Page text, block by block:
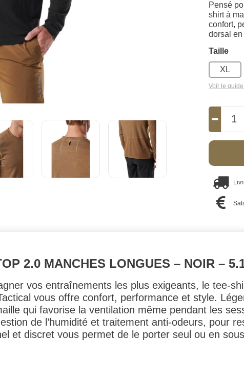
Pensé
shirt à
confort,
dorsal
Taille
XL
Voir le
2.0 MANCHES LONGUES – NOIR –
vos entraînements les plus exigeants, le tee-
vous offre confort, performance et style.
qui favorise la ventilation même pendant les
de l’humidité et traitement anti-odeurs, pour
et discret vous permet de le porter seul ou en